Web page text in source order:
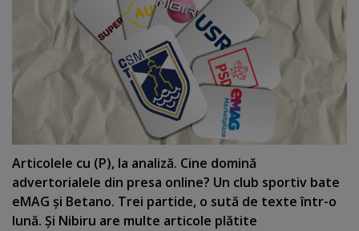
Articolele cu (P), la analiză. Cine domină
advertorialele din presa online? Un club sportiv bate
eMAG şi Betano. Trei partide, o sută de texte într-o
lună. Şi Nibiru are multe articole plătite